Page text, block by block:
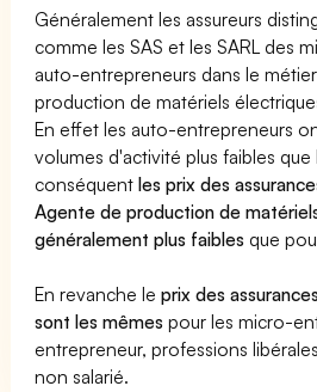
Généralement les assureurs
comme les SAS et les SARL des
auto-entrepreneurs dans le
production de matériels
En effet les auto-entrepreneurs
volumes d'activité plus faibles que
conséquentles prix des
Agente de production de
généralement plus faibles que
En revanche leprix des
sont les mêmes pour les micro-
entrepreneur, professions
non salarié.